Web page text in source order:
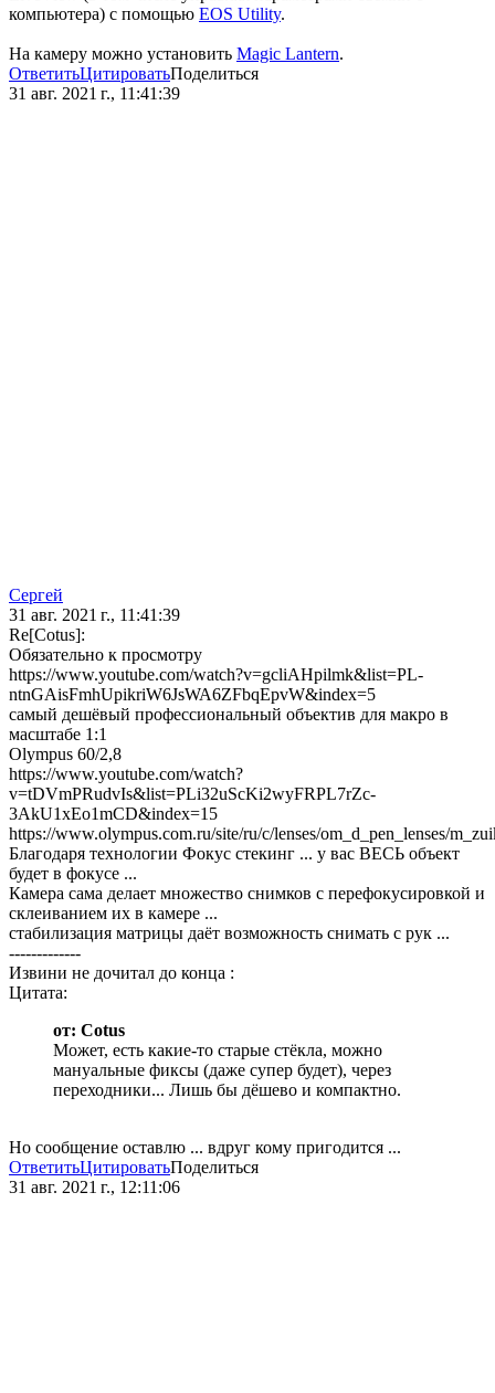
компьютера) с помощью EOS Utility.
На камеру можно установить Magic Lantern.
ОтветитьЦитироватьПоделиться
31 авг. 2021 г., 11:41:39
Сергей
31 авг. 2021 г., 11:41:39
Re[Cotus]:
Обязательно к просмотру
https://www.youtube.com/watch?v=gcliAHpilmk&list=PL-
ntnGAisFmhUpikriW6JsWA6ZFbqEpvW&index=5
самый дешёвый профессиональный объектив для макро в
масштабе 1:1
Olympus 60/2,8
https://www.youtube.com/watch?
v=tDVmPRudvIs&list=PLi32uScKi2wyFRPL7rZc-
3AkU1xEo1mCD&index=15
https://www.olympus.com.ru/site/ru/c/lenses/om_d_pen_lenses/
Благодаря технологии Фокус стекинг ... у вас ВЕСЬ объект
будет в фокусе ...
Камера сама делает множество снимков с перефокусировкой и
склеиванием их в камере ...
стабилизация матрицы даёт возможность снимать с рук ...
-------------
Извини не дочитал до конца :
Цитата:
от: Cotus
Может, есть какие-то старые стёкла, можно
мануальные фиксы (даже супер будет), через
переходники... Лишь бы дёшево и компактно.
Но сообщение оставлю ... вдруг кому пригодится ...
ОтветитьЦитироватьПоделиться
31 авг. 2021 г., 12:11:06